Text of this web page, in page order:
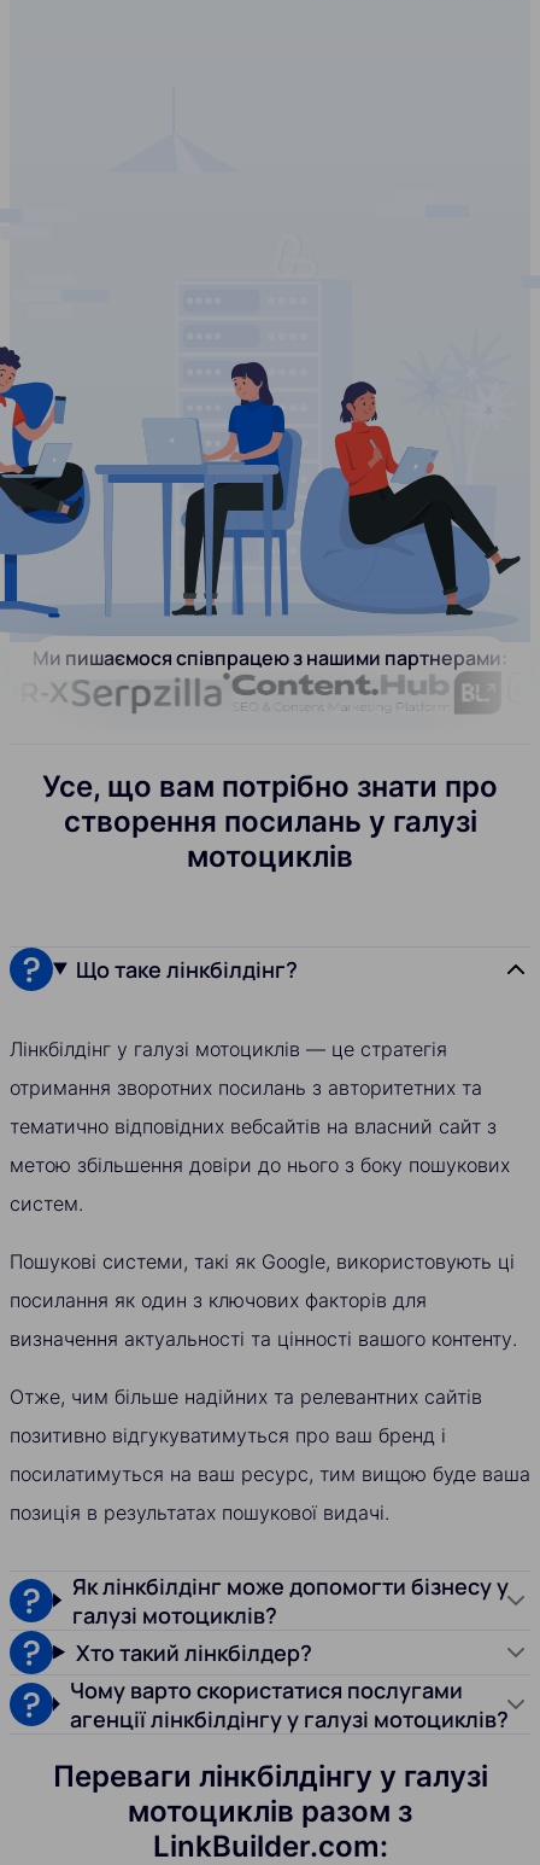
Ми пишаємося співпрацею з нашими партнерами:
Усе, що вам потрібно знати про
створення посилань у галузі
мотоциклів
Що таке лінкбілдінг?
Лінкбілдінг у галузі мотоциклів — це стратегія
отримання зворотних посилань з авторитетних та
тематично відповідних вебсайтів на власний сайт з
метою збільшення довіри до нього з боку пошукових
систем.
Пошукові системи, такі як Google, використовують ці
посилання як один з ключових факторів для
визначення актуальності та цінності вашого контенту.
Отже, чим більше надійних та релевантних сайтів
позитивно відгукуватимуться про ваш бренд і
посилатимуться на ваш ресурс, тим вищою буде ваша
позиція в результатах пошукової видачі.
Як лінкбілдінг може допомогти бізнесу у
галузі мотоциклів?
Хто такий лінкбілдер?
Чому варто скористатися послугами
агенції лінкбілдінгу у галузі мотоциклів?
Переваги лінкбілдінгу у галузі
мотоциклів разом з
LinkBuilder.com: